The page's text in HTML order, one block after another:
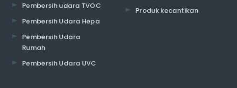
Pembersih udara TVOC
Pembersih Udara Hepa
Pembersih Udara
Rumah
Pembersih Udara UVC
Produk kecantikan